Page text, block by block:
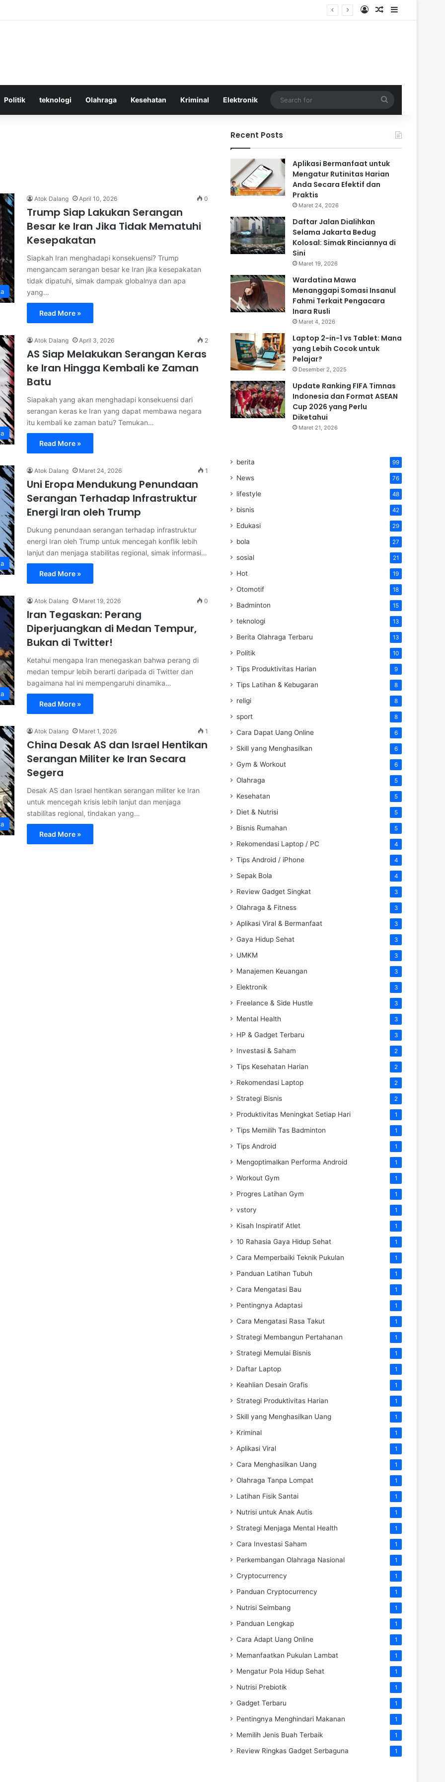
Log InRandom Article
Sidebar
Politik teknologi Olahraga Kesehatan Kriminal Elektronik
for
Atok Dalang April 10, 2026 0
Trump Siap Lakukan Serangan
Besar ke Iran Jika Tidak Mematuhi
Kesepakatan
Siapkah Iran menghadapi konsekuensi? Trump
mengancam serangan besar ke Iran jika kesepakatan
tidak dipatuhi, simak dampak globalnya dan apa
yang…
Read More »
Atok Dalang April 3, 2026 2
AS Siap Melakukan Serangan Keras
ke Iran Hingga Kembali ke Zaman
Batu
Siapakah yang akan menghadapi konsekuensi dari
serangan keras ke Iran yang dapat membawa negara
itu kembali ke zaman batu? Temukan…
Read More »
Atok Dalang Maret 24, 2026 1
Uni Eropa Mendukung Penundaan
Serangan Terhadap Infrastruktur
Energi Iran oleh Trump
Dukung penundaan serangan terhadap infrastruktur
energi Iran oleh Trump untuk mencegah konflik lebih
lanjut dan menjaga stabilitas regional, simak informasi…
Read More »
Atok Dalang Maret 19, 2026 0
Iran Tegaskan: Perang
Diperjuangkan di Medan Tempur,
Bukan di Twitter!
Ketahui mengapa Iran menegaskan bahwa perang di
medan tempur lebih berarti daripada di Twitter dan
bagaimana hal ini mempengaruhi dinamika…
Read More »
Atok Dalang Maret 1, 2026 1
China Desak AS dan Israel Hentikan
Serangan Militer ke Iran Secara
Segera
Desak AS dan Israel hentikan serangan militer ke Iran
untuk mencegah krisis lebih lanjut dan menjaga
stabilitas regional, tindakan yang…
Read More »
Recent Posts
Aplikasi Bermanfaat untuk
Mengatur Rutinitas Harian
Anda Secara Efektif dan
Praktis
Maret 24, 2026
Daftar Jalan Dialihkan
Selama Jakarta Bedug
Kolosal: Simak Rinciannya di
Sini
Maret 19, 2026
Wardatina Mawa
Menanggapi Somasi Insanul
Fahmi Terkait Pengacara
Inara Rusli
Maret 4, 2026
Laptop 2-in-1 vs Tablet: Mana
yang Lebih Cocok untuk
Pelajar?
Desember 2, 2025
Update Ranking FIFA Timnas
Indonesia dan Format ASEAN
Cup 2026 yang Perlu
Diketahui
Maret 21, 2026
berita 99
News 76
lifestyle 48
bisnis 42
Edukasi 29
bola 27
sosial 21
Hot 19
Otomotif 18
Badminton 15
teknologi 13
Berita Olahraga Terbaru 13
Politik 10
Tips Produktivitas Harian 9
Tips Latihan & Kebugaran 8
religi 8
sport 8
Cara Dapat Uang Online 6
Skill yang Menghasilkan 6
Gym & Workout 6
Olahraga 5
Kesehatan 5
Diet & Nutrisi 5
Bisnis Rumahan 5
Rekomendasi Laptop / PC 4
Tips Android / iPhone 4
Sepak Bola 4
Review Gadget Singkat 3
Olahraga & Fitness 3
Aplikasi Viral & Bermanfaat 3
Gaya Hidup Sehat 3
UMKM 3
Manajemen Keuangan 3
Elektronik 3
Freelance & Side Hustle 3
Mental Health 3
HP & Gadget Terbaru 3
Investasi & Saham 2
Tips Kesehatan Harian 2
Rekomendasi Laptop 2
Strategi Bisnis 2
Produktivitas Meningkat Setiap Hari 1
Tips Memilih Tas Badminton 1
Tips Android 1
Mengoptimalkan Performa Android 1
Workout Gym 1
Progres Latihan Gym 1
vstory 1
Kisah Inspiratif Atlet 1
10 Rahasia Gaya Hidup Sehat 1
Cara Memperbaiki Teknik Pukulan 1
Panduan Latihan Tubuh 1
Cara Mengatasi Bau 1
Pentingnya Adaptasi 1
Cara Mengatasi Rasa Takut 1
Strategi Membangun Pertahanan 1
Strategi Memulai Bisnis 1
Daftar Laptop 1
Keahlian Desain Grafis 1
Strategi Produktivitas Harian 1
Skill yang Menghasilkan Uang 1
Kriminal 1
Aplikasi Viral 1
Cara Menghasilkan Uang 1
Olahraga Tanpa Lompat 1
Latihan Fisik Santai 1
Nutrisi untuk Anak Autis 1
Strategi Menjaga Mental Health 1
Cara Investasi Saham 1
Perkembangan Olahraga Nasional 1
Cryptocurrency 1
Panduan Cryptocurrency 1
Nutrisi Seimbang 1
Panduan Lengkap 1
Cara Adapt Uang Online 1
Memanfaatkan Pukulan Lambat 1
Mengatur Pola Hidup Sehat 1
Nutrisi Prebiotik 1
Gadget Terbaru 1
Pentingnya Menghindari Makanan 1
Memilih Jenis Buah Terbaik 1
Review Ringkas Gadget Serbaguna 1